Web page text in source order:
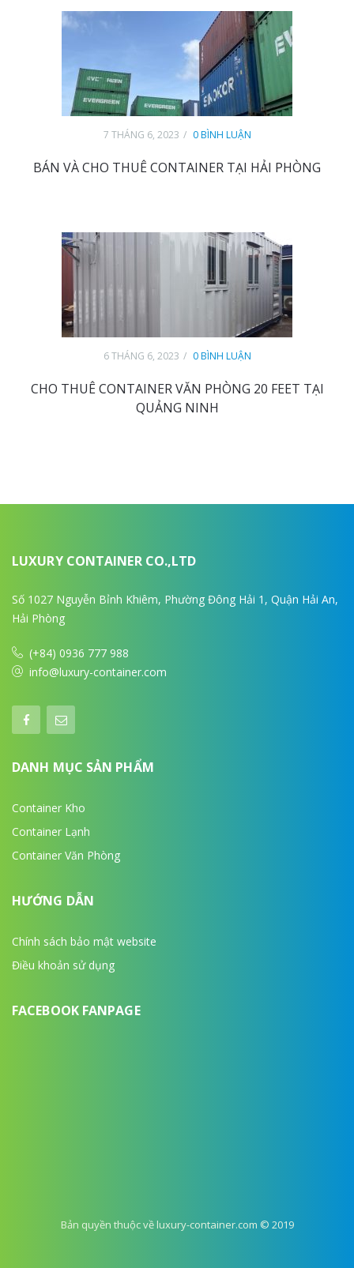
7 THÁNG 6, 2023 0 BÌNH LUẬN
BÁN VÀ CHO THUÊ CONTAINER TẠI HẢI PHÒNG
6 THÁNG 6, 2023 0 BÌNH LUẬN
CHO THUÊ CONTAINER VĂN PHÒNG 20 FEET TẠI
QUẢNG NINH
LUXURY CONTAINER CO.,LTD
Số 1027 Nguyễn Bỉnh Khiêm, Phường Đông Hải 1, Quận Hải An,
Hải Phòng
(+84) 0936 777 988
info@luxury-container.com
DANH MỤC SẢN PHẨM
Container Kho
Container Lạnh
Container Văn Phòng
HƯỚNG DẪN
Chính sách bảo mật website
Điều khoản sử dụng
FACEBOOK FANPAGE
Bản quyền thuộc về luxury-container.com © 2019